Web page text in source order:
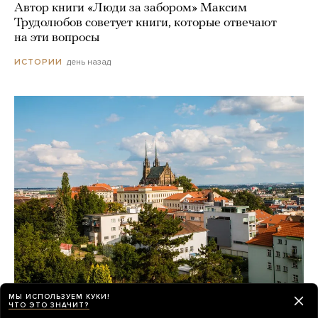
Автор книги «Люди за забором» Максим
Трудолюбов советует книги, которые отвечают
на эти вопросы
ИСТОРИИ день назад
Зачем абитуриенты из постсоветских
МЫ ИСПОЛЬЗУЕМ КУКИ!
ЧТО ЭТО ЗНАЧИТ?